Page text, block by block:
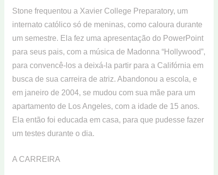
Stone frequentou a Xavier College Preparatory, um
internato católico só de meninas, como caloura durante
um semestre. Ela fez uma apresentação do PowerPoint
para seus pais, com a música de Madonna “Hollywood”,
para convencê-los a deixá-la partir para a Califórnia em
busca de sua carreira de atriz. Abandonou a escola, e
em janeiro de 2004, se mudou com sua mãe para um
apartamento de Los Angeles, com a idade de 15 anos.
Ela então foi educada em casa, para que pudesse fazer
um testes durante o dia.
A CARREIRA